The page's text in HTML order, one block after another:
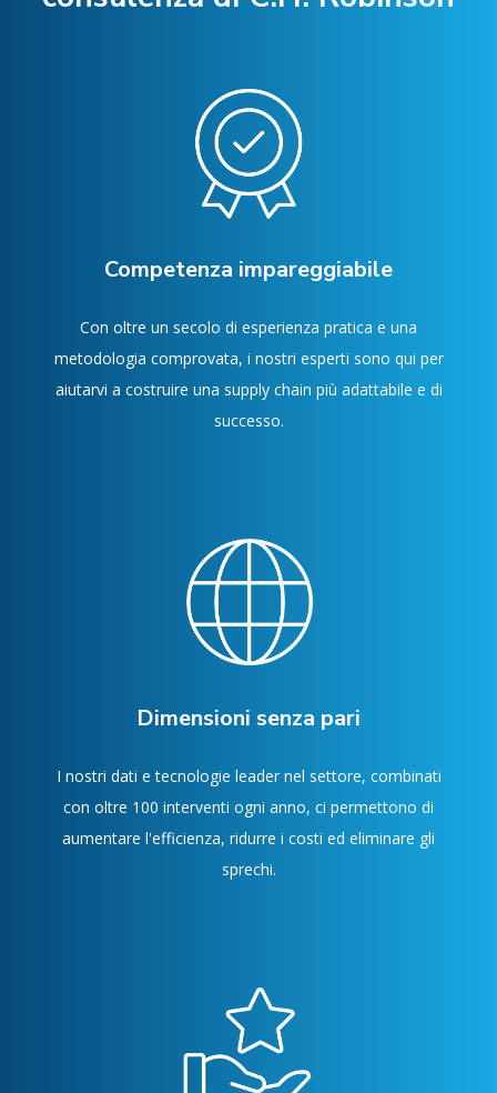
Competenza impareggiabile
Con oltre un secolo di esperienza pratica e una
metodologia comprovata, i nostri esperti sono qui per
aiutarvi a costruire una supply chain più adattabile e di
successo.
Dimensioni senza pari
I nostri dati e tecnologie leader nel settore, combinati
con oltre 100 interventi ogni anno, ci permettono di
aumentare l'efficienza, ridurre i costi ed eliminare gli
sprechi.